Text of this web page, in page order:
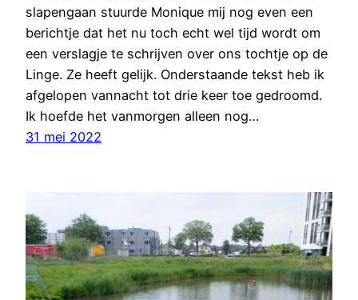
slapengaan stuurde Monique mij nog even een
berichtje dat het nu toch echt wel tijd wordt om
een verslagje te schrijven over ons tochtje op de
Linge. Ze heeft gelijk. Onderstaande tekst heb ik
afgelopen vannacht tot drie keer toe gedroomd.
Ik hoefde het vanmorgen alleen nog…
31 mei 2022